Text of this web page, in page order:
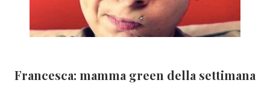
Francesca: mamma green della settimana